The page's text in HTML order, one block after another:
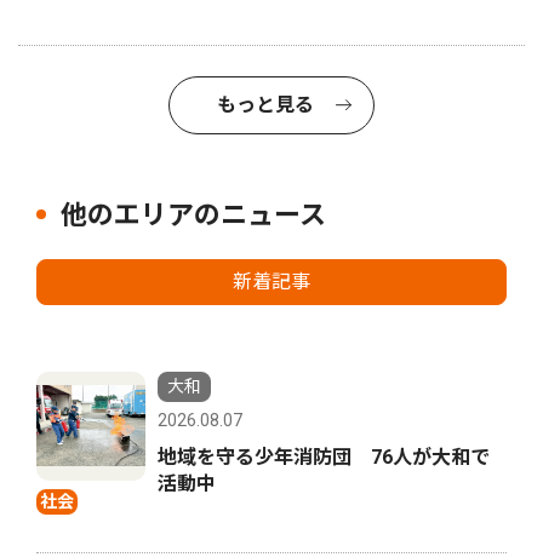
もっと見る
他のエリアのニュース
新着記事
社会
大和
2026.08.07
地域を守る少年消防団 76人が大和で
活動中